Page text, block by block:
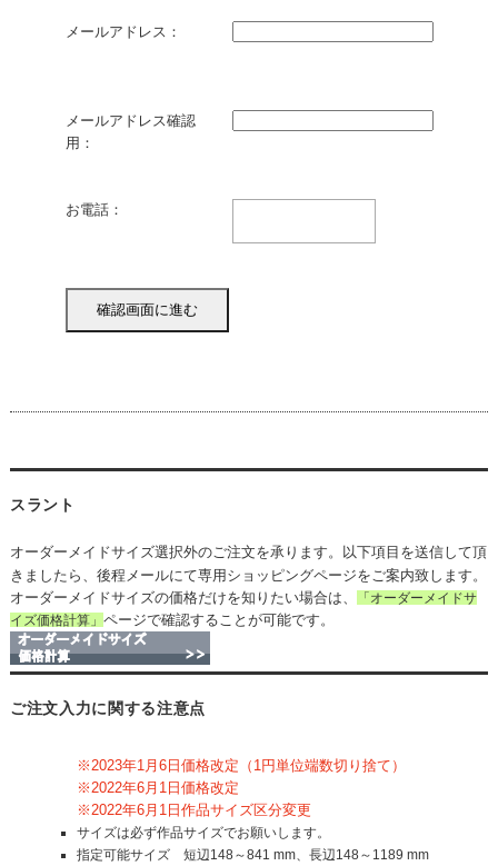
メールアドレス：
メールアドレス確認
用：
お電話：
スラント
オーダーメイドサイズ選択外のご注文を承ります。以下項目を送信して頂
きましたら、後程メールにて専用ショッピングページをご案内致します。
オーダーメイドサイズの価格だけを知りたい場合は、
「オーダーメイドサ
イズ価格計算」 ページで確認することが可能です。
ご注文入力に関する注意点
※2023年1月6日価格改定（1円単位端数切り捨て）
※2022年6月1日価格改定
※2022年6月1日作品サイズ区分変更
サイズは必ず作品サイズでお願いします。
指定可能サイズ 短辺148～841 mm、長辺148～1189 mm